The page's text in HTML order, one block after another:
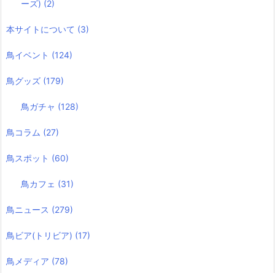
ーズ) (2)
本サイトについて (3)
鳥イベント (124)
鳥グッズ (179)
鳥ガチャ (128)
鳥コラム (27)
鳥スポット (60)
鳥カフェ (31)
鳥ニュース (279)
鳥ビア(トリビア) (17)
鳥メディア (78)